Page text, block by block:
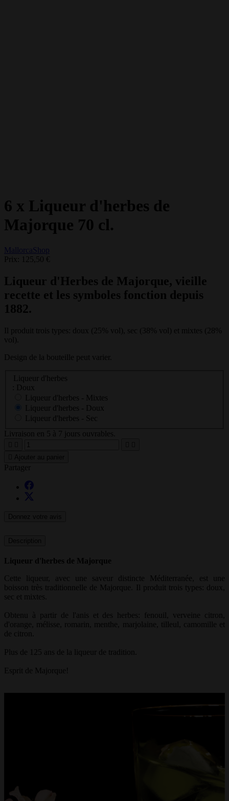
6 x Liqueur d'herbes de
Majorque 70 cl.
MallorcaShop
Prix:
125,50 €
Liqueur d'Herbes de Majorque, vieille
recette et les symboles fonction depuis
1882.
Il produit trois types: doux (25% vol) , sec (38% vol) et mixtes (28%
vol)
Design de la bouteille peut varier.
Liqueur d'herbes
: Doux
Liqueur d'herbes - Mixtes
Liqueur d'herbes - Doux
Liqueur d'herbes - Sec
Livraison en 5 à 7 jours ouvrables.
Partager
Liqueur d'herbes de Majorque
Cette liqueur, avec une saveur distincte Méditerranée, est une
boisson très traditionnelle de Majorque. Il produit trois types: doux,
sec et mixtes.
Obtenu à partir de l'anis et des herbes: fenouil, verveine citron,
d'orange, mélisse, romarin, menthe, marjolaine, tilleul, camomille et
de citron.
Plus de 125 ans de la liqueur de tradition.
Esprit de Majorque!